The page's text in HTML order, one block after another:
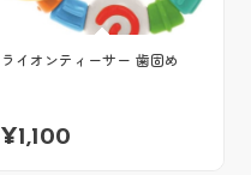
ライオンティーサー 歯固め
¥1,100